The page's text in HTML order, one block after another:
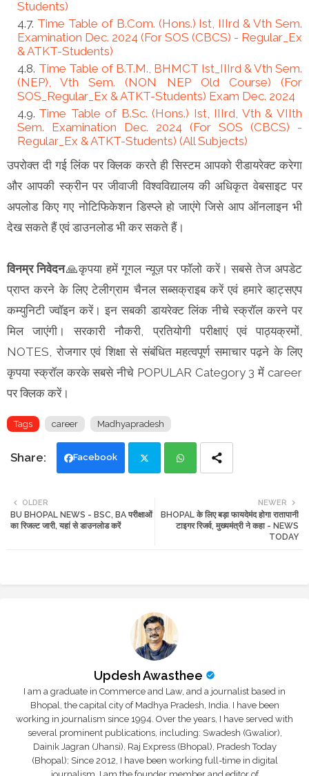
Students)
Time Table of B.Com. (Hons.) Ist, IIIrd & Vth Sem.
Examination Dec. 2024 (For SOS (CBCS) - Regular_Ex
& ATKT-Students)
Time Table of B.T.M., BHMCT Ist_IIIrd & Vth Sem.
(NEP), Vth Sem. (NON NEP Old Course) (For
SOS_Regular_Ex & ATKT-Students) Exam Dec. 2024
Time Table of B.Sc. (Hons.) Ist, IIIrd, Vth & VIIth
Sem. Examination Dec. 2024 (For SOS (CBCS) -
Regular_Ex & ATKT-Students) (All Subjects)
उपरोक्त दी गई लिंक पर क्लिक करते ही सिस्टम आपको रीडायरेक्ट करेगा
और आपकी स्क्रीन पर जीवाजी विश्वविद्यालय की अधिकृत वेबसाइट पर
अपलोड किए गए नोटिफिकेशन डिस्प्ले हो जाएंगे जिसे आप ऑनलाइन भी
देख सकते हैं एवं डाउनलोड भी कर सकते हैं।
विनम्र निवेदन🙏कृपया हमें गूगल न्यूज़ पर फॉलो करें। सबसे तेज अपडेट
प्राप्त करने के लिए टेलीग्राम चैनल सब्सक्राइब करें एवं हमारे व्हाट्सएप
कम्युनिटी ज्वॉइन करें। इन सबकी डायरेक्ट लिंक नीचे स्क्रॉल करने पर
मिल जाएंगी। सरकारी नौकरी, प्रतियोगी परीक्षाएं एवं पाठ्यक्रमों,
NOTES, रोजगार एवं शिक्षा से संबंधित महत्वपूर्ण समाचार पढ़ने के लिए
कृपया स्क्रॉल करके सबसे नीचे POPULAR Category 3 में career
पर क्लिक करें।
Tags career Madhyapradesh
Facebook
tte ats
NEWER
BHOPAL के लिए बड़ा फायदेमंद होगा रातापानी
टाइगर रिजर्व, मुख्यमंत्री ने कहा - NEWS
TODAY
OLDER
BU BHOPAL NEWS - BSC, BA परीक्षाओं
का रिजल्ट जारी, यहां से डाउनलोड करें
Updesh Awasthee
I am a graduate in Commerce and Law, and a journalist based in
Bhopal, the capital city of Madhya Pradesh, India. I have been
working in journalism since 1994. Over the years, I have served with
several prominent publications, including: Swadesh (Gwalior),
Dainik Jagran (Jhansi), Raj Express (Bhopal), Pradesh Today
(Bhopal); Since 2012, I have been working full-time in digital